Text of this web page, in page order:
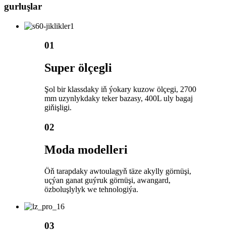
gurluşlar
01
Super ölçegli
Şol bir klassdaky iň ýokary kuzow ölçegi, 2700
mm uzynlykdaky teker bazasy, 400L uly bagaj
giňişligi.
02
Moda modelleri
Öň tarapdaky awtoulagyň täze akylly görnüşi,
uçýan ganat guýruk görnüşi, awangard,
özboluşlylyk we tehnologiýa.
03